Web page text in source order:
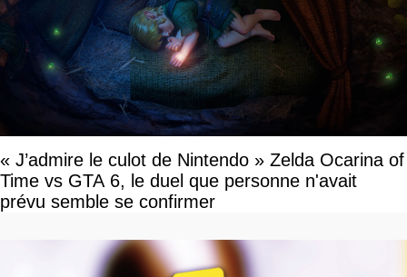
« J’admire le culot de Nintendo » Zelda Ocarina of
Time vs GTA 6, le duel que personne n'avait
prévu semble se confirmer